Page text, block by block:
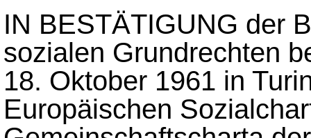
IN BESTÄTIGUNG der
sozialen Grundrechten
18. Oktober 1961 in
Europäischen